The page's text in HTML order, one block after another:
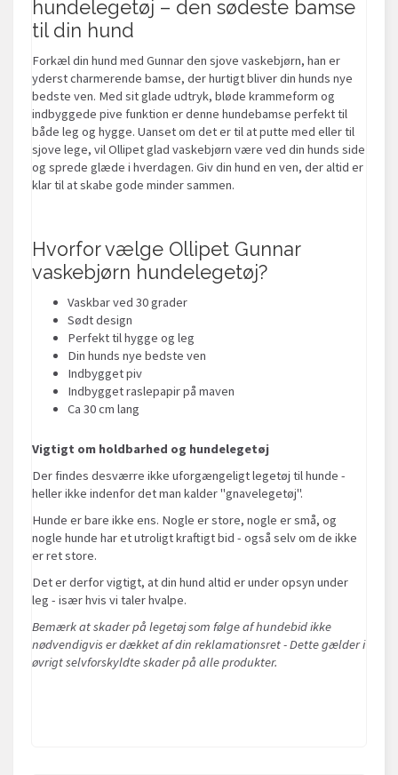
hundelegetøj – den sødeste bamse
til din hund
Forkæl din hund med Gunnar den sjove vaskebjørn, han er
yderst charmerende bamse, der hurtigt bliver din hunds nye
bedste ven. Med sit glade udtryk, bløde krammeform og
indbyggede pive funktion er denne hundebamse perfekt til
både leg og hygge. Uanset om det er til at putte med eller til
sjove lege, vil Ollipet glad vaskebjørn være ved din hunds side
og sprede glæde i hverdagen. Giv din hund en ven, der altid er
klar til at skabe gode minder sammen.
Hvorfor vælge Ollipet Gunnar
vaskebjørn hundelegetøj?
Vaskbar ved 30 grader
Sødt design
Perfekt til hygge og leg
Din hunds nye bedste ven
Indbygget piv
Indbygget raslepapir på maven
Ca 30 cm lang
Vigtigt om holdbarhed og hundelegetøj
Der findes desværre ikke uforgængeligt legetøj til hunde -
heller ikke indenfor det man kalder "gnavelegetøj".
Hunde er bare ikke ens. Nogle er store, nogle er små, og
nogle hunde har et utroligt kraftigt bid - også selv om de ikke
er ret store.
Det er derfor vigtigt, at din hund altid er under opsyn under
leg - især hvis vi taler hvalpe.
Bemærk at skader på legetøj som følge af hundebid ikke
nødvendigvis er dækket af din reklamationsret - Dette gælder i
øvrigt selvforskyldte skader på alle produkter.